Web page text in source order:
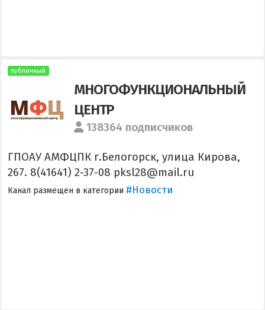
публичный
МНОГОФУНКЦИОНАЛЬНЫЙ
ЦЕНТР
138364 подписчиков
ГПОАУ АМФЦПК г.Белогорск, улица Кирова,
267. 8(41641) 2-37-08 pksl28@mail.ru
Канал размещен в категории #Новости